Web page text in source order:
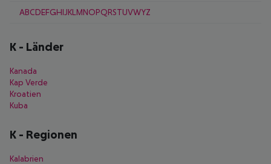
ABCDEFGHIJKL MNOPQRSTUVWYZ
K - Länder
Kanada
Kap Verde
Kroatien
Kuba
K - Regionen
Kalabrien